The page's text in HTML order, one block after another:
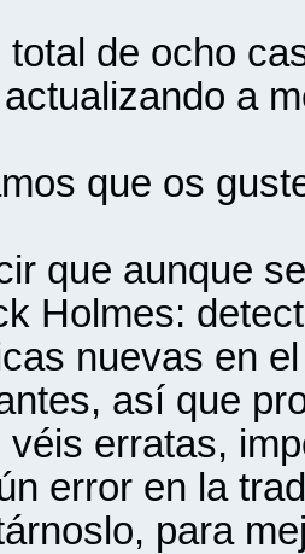
total de ocho
a
que os
que aunque
Holmes:
nuevas en
así que
véis erratas,
error en la
para